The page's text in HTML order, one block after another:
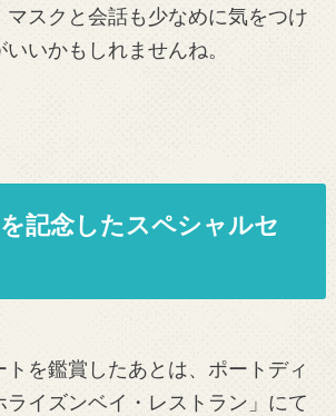
マスクと会話も少なめに気をつけ
いかもしれませんね。
記念したスペシャルセ
トを鑑賞したあとは、ポートディ
ライズンベイ・レストラン」にて